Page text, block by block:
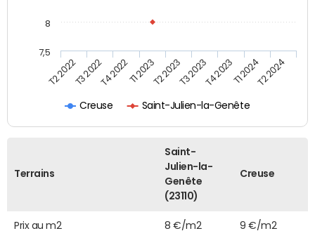
Creuse Saint-Julien-la-Genête
T2 2022T3 2022T4 2022T1 2023T2 2023T3 2023T4 2023T1 2024T2 2024
7,5
8
Terrains
Saint-
Julien-la-
Genête
(23110)
Creuse
Prix au m2 8 €/m2 9 €/m2